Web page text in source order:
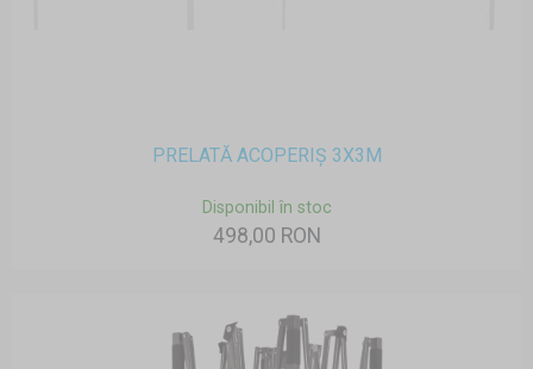
PRELATĂ ACOPERIȘ 3X3M
Disponibil în stoc
498,00 RON